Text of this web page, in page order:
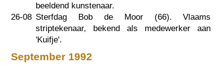
beeldend kunstenaar.
26-08 Sterfdag Bob de Moor (66). Vlaams
striptekenaar, bekend als medewerker aan
'Kuifje'.
September 1992